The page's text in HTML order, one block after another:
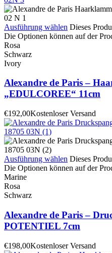
Ausführung wählen Dieses
Die Optionen können auf der
Rosa
Schwarz
Ivory
Alexandre de Paris –
„EDULCOREE“ 11cm
€192,00Kostenloser Versand
Ausführung wählen Dieses
Die Optionen können auf der
Marine
Rosa
Schwarz
Alexandre de Paris –
POTENTIEL 7cm
€198,00Kostenloser Versand